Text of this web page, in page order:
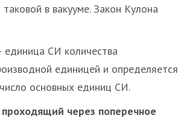
в вакууме. Закон Кулона
СИ количества
единицей и определяется
основных единиц СИ.
через поперечное